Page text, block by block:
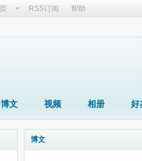
RSS订阅 帮助
博文 视频 相册 好
博文